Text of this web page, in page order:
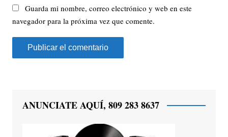
Guarda mi nombre, correo electrónico y web en este
navegador para la próxima vez que comente.
ANUNCIATE AQUÍ, 809 283 8637